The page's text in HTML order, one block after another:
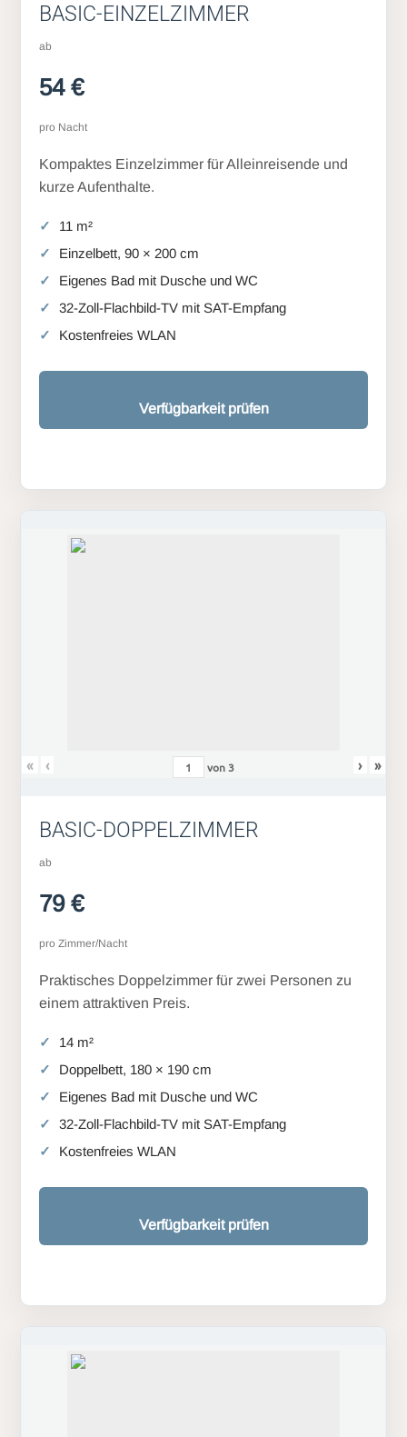
BASIC-EINZELZIMMER
ab
54 €
pro Nacht
Kompaktes Einzelzimmer für Alleinreisende und
kurze Aufenthalte.
11 m²
Einzelbett, 90 × 200 cm
Eigenes Bad mit Dusche und WC
32-Zoll-Flachbild-TV mit SAT-Empfang
Kostenfreies WLAN
Verfügbarkeit prüfen
« ‹ von3 › »
BASIC-DOPPELZIMMER
ab
79 €
pro Zimmer/Nacht
Praktisches Doppelzimmer für zwei Personen zu
einem attraktiven Preis.
14 m²
Doppelbett, 180 × 190 cm
Eigenes Bad mit Dusche und WC
32-Zoll-Flachbild-TV mit SAT-Empfang
Kostenfreies WLAN
Verfügbarkeit prüfen